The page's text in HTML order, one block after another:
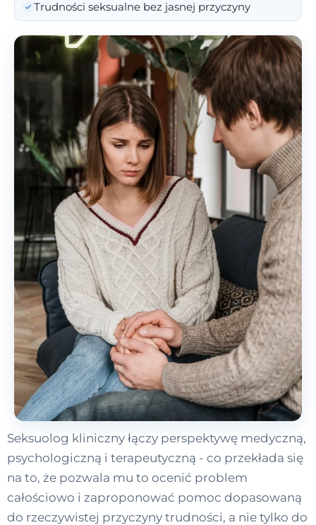
Trudności seksualne bez jasnej przyczyny
Seksuolog kliniczny łączy perspektywę medyczną,
psychologiczną i terapeutyczną - co przekłada się
na to, że pozwala mu to ocenić problem
całościowo i zaproponować pomoc dopasowaną
do rzeczywistej przyczyny trudności, a nie tylko do